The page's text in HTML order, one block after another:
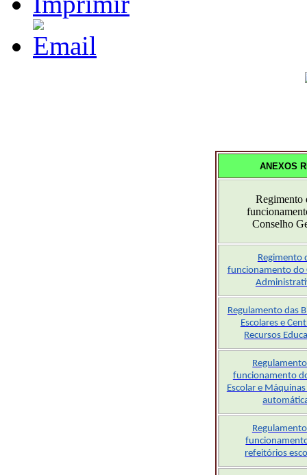
ANEXOS
Regimento
Conselho
Regimento
funcionamento do
Regulamento das
Escolares e
Recursos
funcionamento
Escolar e
refeitórios